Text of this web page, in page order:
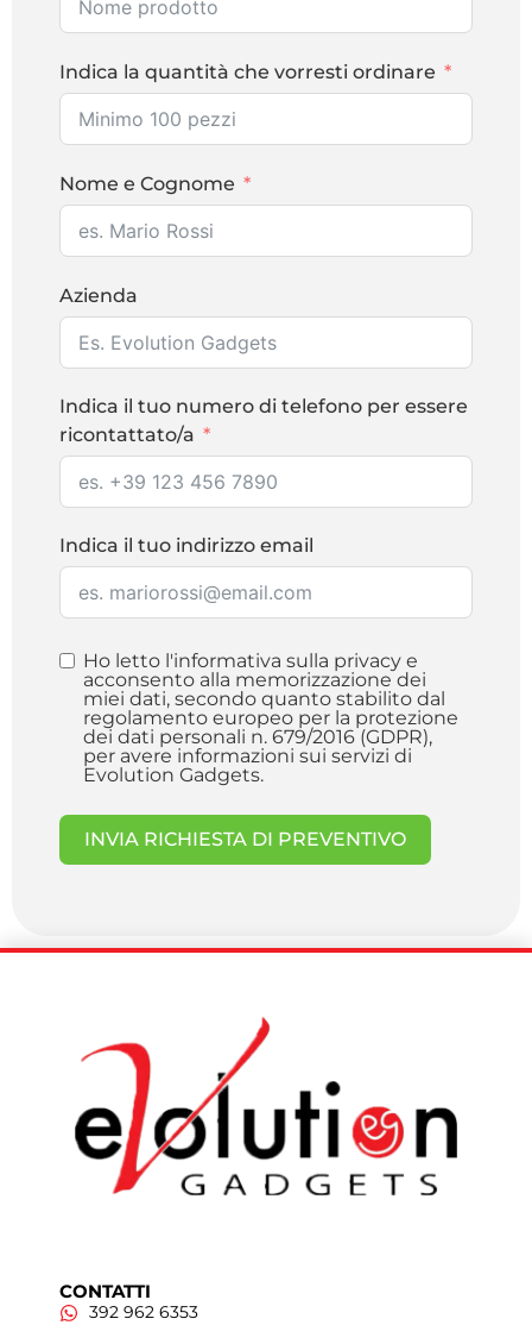
Indica la quantità che vorresti ordinare
Nome e Cognome
Azienda
Indica il tuo numero di telefono per essere
ricontattato/a
Indica il tuo indirizzo email
Ho letto l'informativa sulla privacy e
acconsento alla memorizzazione dei
miei dati, secondo quanto stabilito dal
regolamento europeo per la protezione
dei dati personali n. 679/2016 (GDPR),
per avere informazioni sui servizi di
Evolution Gadgets.
INVIA RICHIESTA DI PREVENTIVO
CONTATTI
392 962 6353